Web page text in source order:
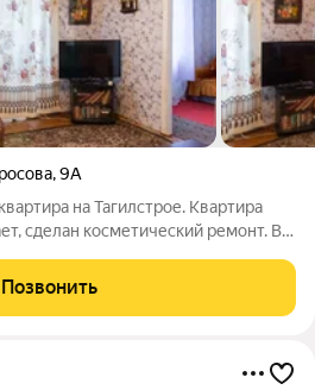
,9А
на Тагилстрое. Квартира
сделан косметический ремонт. В
Имеется балкон, не застеклен.
Позвонить